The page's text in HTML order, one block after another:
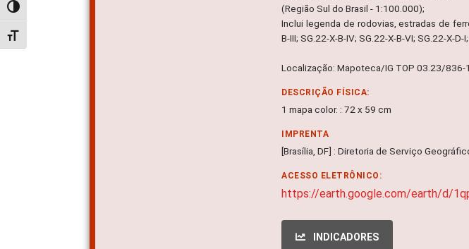
Alternar alto contraste
Alternar tamanho da fonte
(Região Sul do Brasil - 1:100.000);
Inclui legenda de rodovias, estradas de
B-III; SG.22-X-B-IV; SG.22-X-B-VI; SG.22-X-D-
Localização: Mapoteca/IG TOP 03.23/836-1
DESCRIÇÃO FÍSICA:
1 mapa color. : 72 x 59 cm
IMPRENTA
[Brasília, DF] : Diretoria de Serviço
ACESSO ELETRÔNICO:
https://earth.google.com/earth/d/
INDICADORES